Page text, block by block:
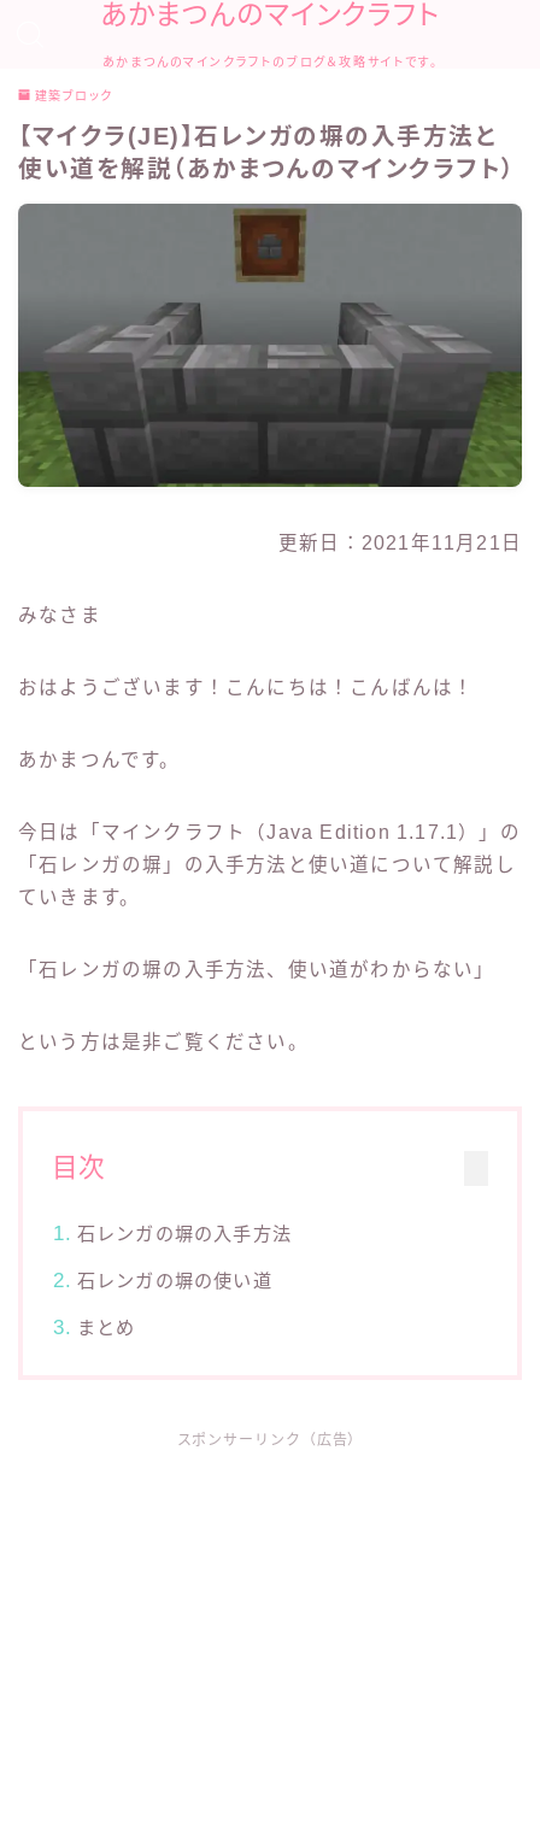
あかまつんのマインクラフト
あかまつんのマインクラフトのブログ＆攻略サイトです。
建築ブロック
【マイクラ(JE)】石レンガの塀の入手方法と
使い道を解説（あかまつんのマインクラフト）
更新日：2021年11月21日
みなさま
おはようございます！こんにちは！こんばんは！
あかまつんです。
今日は「マインクラフト（Java Edition 1.17.1）」の
「石レンガの塀」の入手方法と使い道について解説し
ていきます。
「石レンガの塀の入手方法、使い道がわからない」
という方は是非ご覧ください。
目次
石レンガの塀の入手方法
石レンガの塀の使い道
まとめ
スポンサーリンク（広告）